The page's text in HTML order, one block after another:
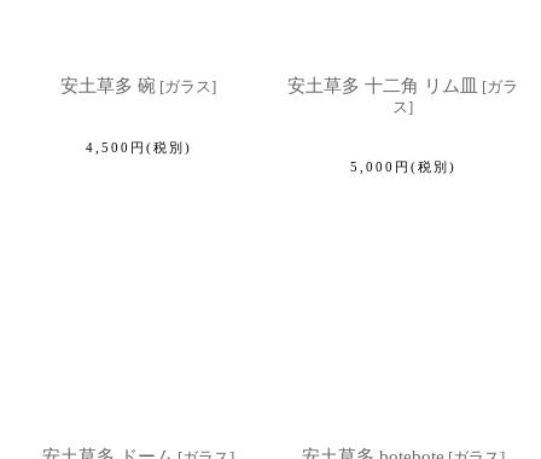
安土草多 碗 [ガラス]
4,500 円 (税別)
安土草多 十二角 リム皿 [ガラ
ス]
5,000 円 (税別)